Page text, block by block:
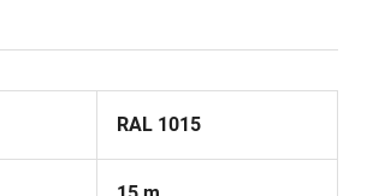
RAL 1015